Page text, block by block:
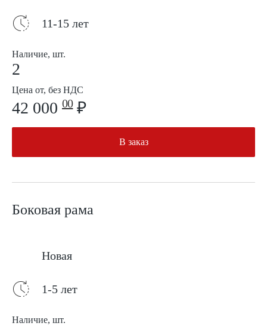
11-15 лет
Наличие, шт.
2
Цена от, без НДС
42 000 00₽
В заказ
Боковая рама
Новая
1-5 лет
Наличие, шт.